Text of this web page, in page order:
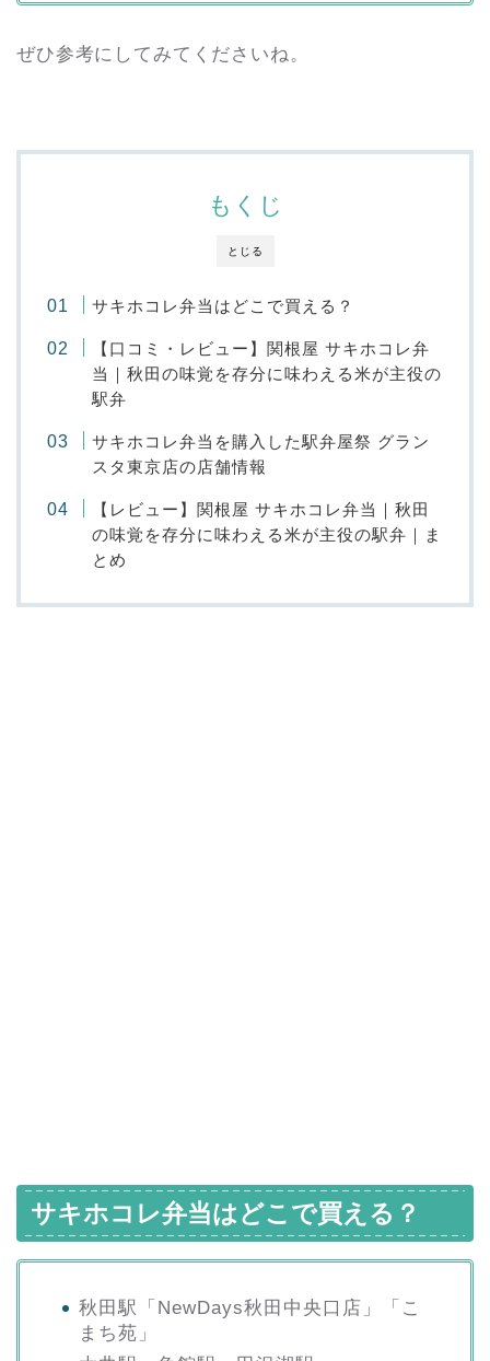
ぜひ参考にしてみてくださいね。
とじる
もくじ
サキホコレ弁当はどこで買える？
【口コミ・レビュー】関根屋 サキホコレ弁
当｜秋田の味覚を存分に味わえる米が主役の
駅弁
サキホコレ弁当を購入した駅弁屋祭 グラン
スタ東京店の店舗情報
【レビュー】関根屋 サキホコレ弁当｜秋田
の味覚を存分に味わえる米が主役の駅弁｜ま
とめ
サキホコレ弁当はどこで買える？
秋田駅「NewDays秋田中央口店」「こ
まち苑」